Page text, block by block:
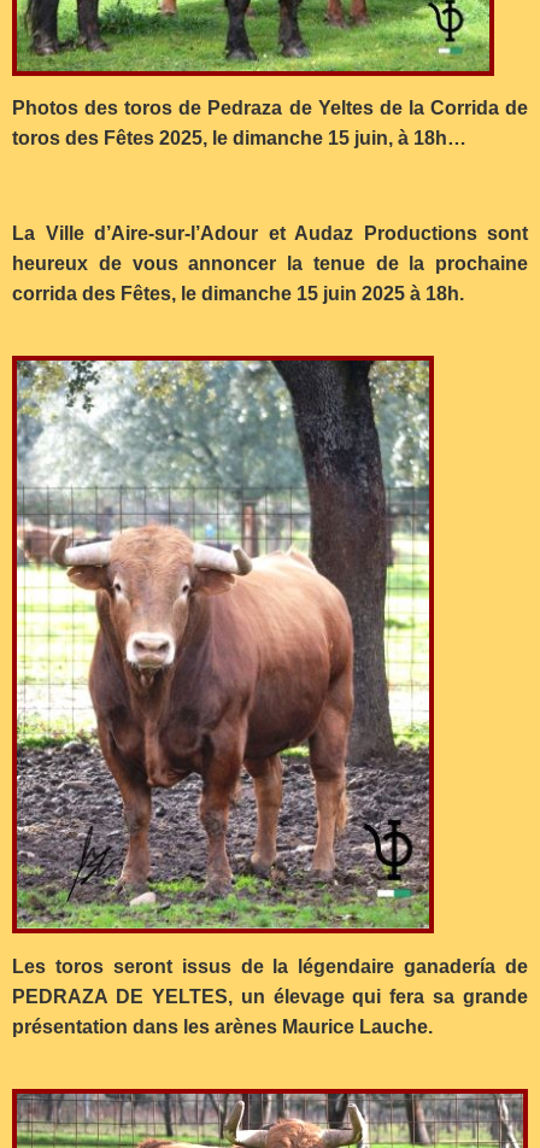
Photos des toros de Pedraza de Yeltes de la Corrida de
toros des Fêtes 2025, le dimanche 15 juin, à 18h…
La Ville d’Aire-sur-l’Adour et Audaz Productions sont
heureux de vous annoncer la tenue de la prochaine
corrida des Fêtes, le dimanche 15 juin 2025 à 18h.
Les toros seront issus de la légendaire ganadería de
PEDRAZA DE YELTES, un élevage qui fera sa grande
présentation dans les arènes Maurice Lauche.